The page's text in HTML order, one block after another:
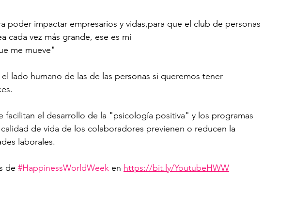
poder impactar empresarios y vidas,para que el club de personas
cada vez más grande, ese es mi
me mueve"
lado humano de las de las personas si queremos tener
facilitan el desarrollo de la "psicología positiva" y los programas
de vida de los colaboradores previenen o reducen la
laborales.
de #HappinessWorldWeek en https://bit.ly/YoutubeHWW